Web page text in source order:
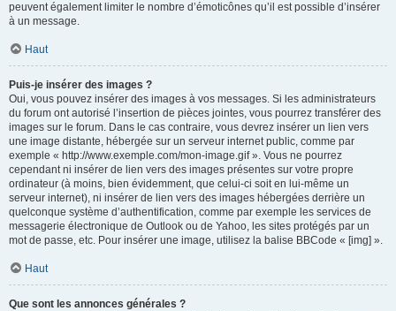
peuvent également limiter le nombre d’émoticônes qu’il est possible d’insérer
à un message.
Haut
Puis-je insérer des images ?
Oui, vous pouvez insérer des images à vos messages. Si les administrateurs
du forum ont autorisé l’insertion de pièces jointes, vous pourrez transférer des
images sur le forum. Dans le cas contraire, vous devrez insérer un lien vers
une image distante, hébergée sur un serveur internet public, comme par
exemple « http://www.exemple.com/mon-image.gif ». Vous ne pourrez
cependant ni insérer de lien vers des images présentes sur votre propre
ordinateur (à moins, bien évidemment, que celui-ci soit en lui-même un
serveur internet), ni insérer de lien vers des images hébergées derrière un
quelconque système d’authentification, comme par exemple les services de
messagerie électronique de Outlook ou de Yahoo, les sites protégés par un
mot de passe, etc. Pour insérer une image, utilisez la balise BBCode « [img] ».
Haut
Que sont les annonces générales ?